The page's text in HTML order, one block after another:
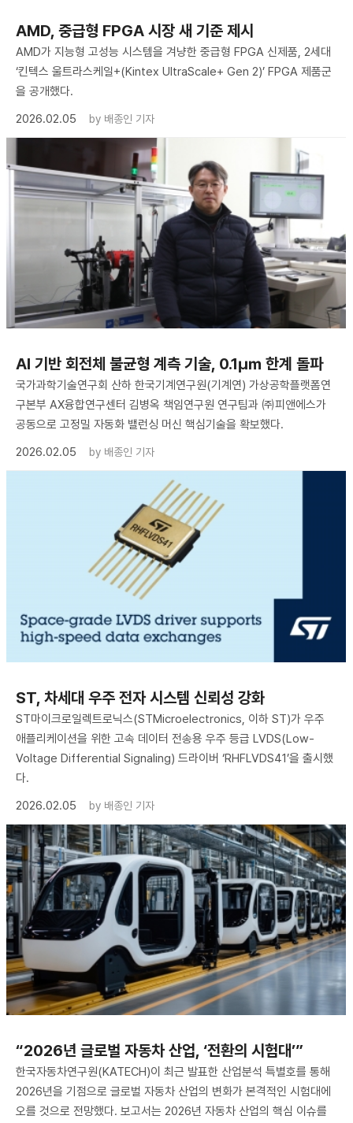
AMD, 중급형 FPGA 시장 새 기준 제시
AMD가 지능형 고성능 시스템을 겨냥한 중급형 FPGA 신제품, 2세대
‘킨텍스 울트라스케일+(Kintex UltraScale+ Gen 2)’ FPGA 제품군
을 공개했다.
2026.02.05
by 배종인 기자
AI 기반 회전체 불균형 계측 기술, 0.1㎛ 한계 돌파
국가과학기술연구회 산하 한국기계연구원(기계연) 가상공학플랫폼연
구본부 AX융합연구센터 김병옥 책임연구원 연구팀과 ㈜피앤에스가
공동으로 고정밀 자동화 밸런싱 머신 핵심기술을 확보했다.
2026.02.05
by 배종인 기자
ST, 차세대 우주 전자 시스템 신뢰성 강화
ST마이크로일렉트로닉스(STMicroelectronics, 이하 ST)가 우주
애플리케이션을 위한 고속 데이터 전송용 우주 등급 LVDS(Low-
Voltage Differential Signaling) 드라이버 ‘RHFLVDS41’을 출시했
다.
2026.02.05
by 배종인 기자
“2026년 글로벌 자동차 산업, ‘전환의 시험대’”
한국자동차연구원(KATECH)이 최근 발표한 산업분석 특별호를 통해
2026년을 기점으로 글로벌 자동차 산업의 변화가 본격적인 시험대에
오를 것으로 전망했다. 보고서는 2026년 자동차 산업의 핵심 이슈를